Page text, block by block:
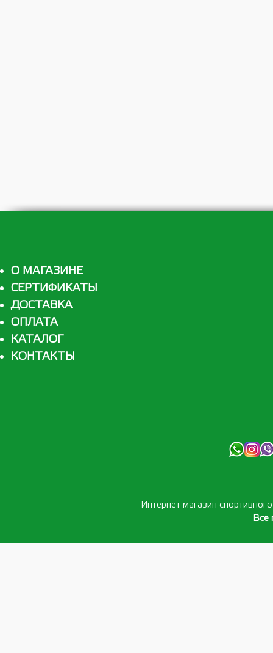
О МАГАЗИНЕ
СЕРТИФИКАТЫ
ДОСТАВКА
ОПЛАТА
КАТАЛОГ
КОНТАКТЫ
Интернет-магазин
Все